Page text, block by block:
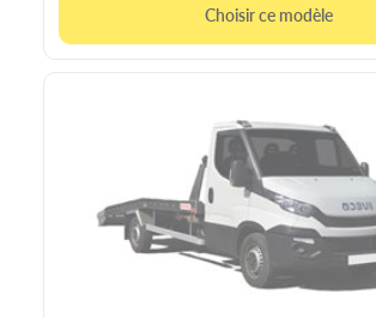
Choisir ce modèle